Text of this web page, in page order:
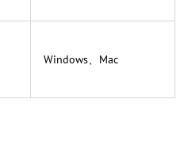
Windows、Mac